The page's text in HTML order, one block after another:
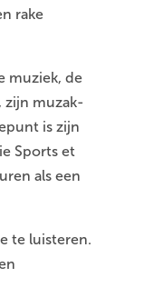
rake
muziek, de
zijn muzak-
is zijn
Sports et
als een
te luisteren.